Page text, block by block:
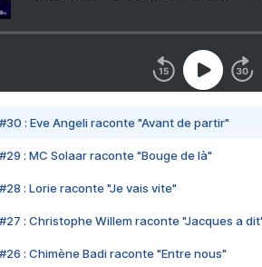
#30 : Eve Angeli raconte "Avant de partir"
#29 : MC Solaar raconte "Bouge de là"
#28 : Lorie raconte "Je vais vite"
#27 : Christophe Willem raconte "Jacques a
#26 : Chimène Badi raconte "Entre nous"